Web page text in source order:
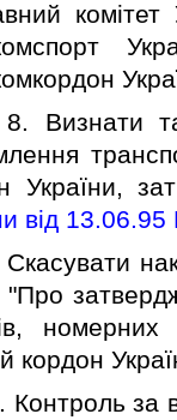
комiтет
України,
вiд 13.06.95
"Про
кордон
за